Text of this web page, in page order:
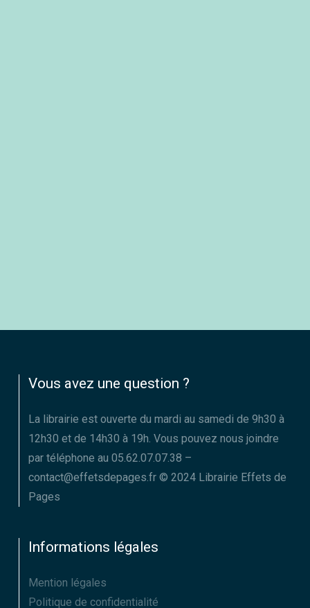
Vous avez une question ?
La librairie est ouverte du mardi au samedi de 9h30 à
12h30 et de 14h30 à 19h. Vous pouvez nous joindre
par téléphone au 05.62.07.07.38 –
contact@effetsdepages.fr © 2024 Librairie Effets de
Pages
Informations légales
Mention légales
Politique de confidentialité